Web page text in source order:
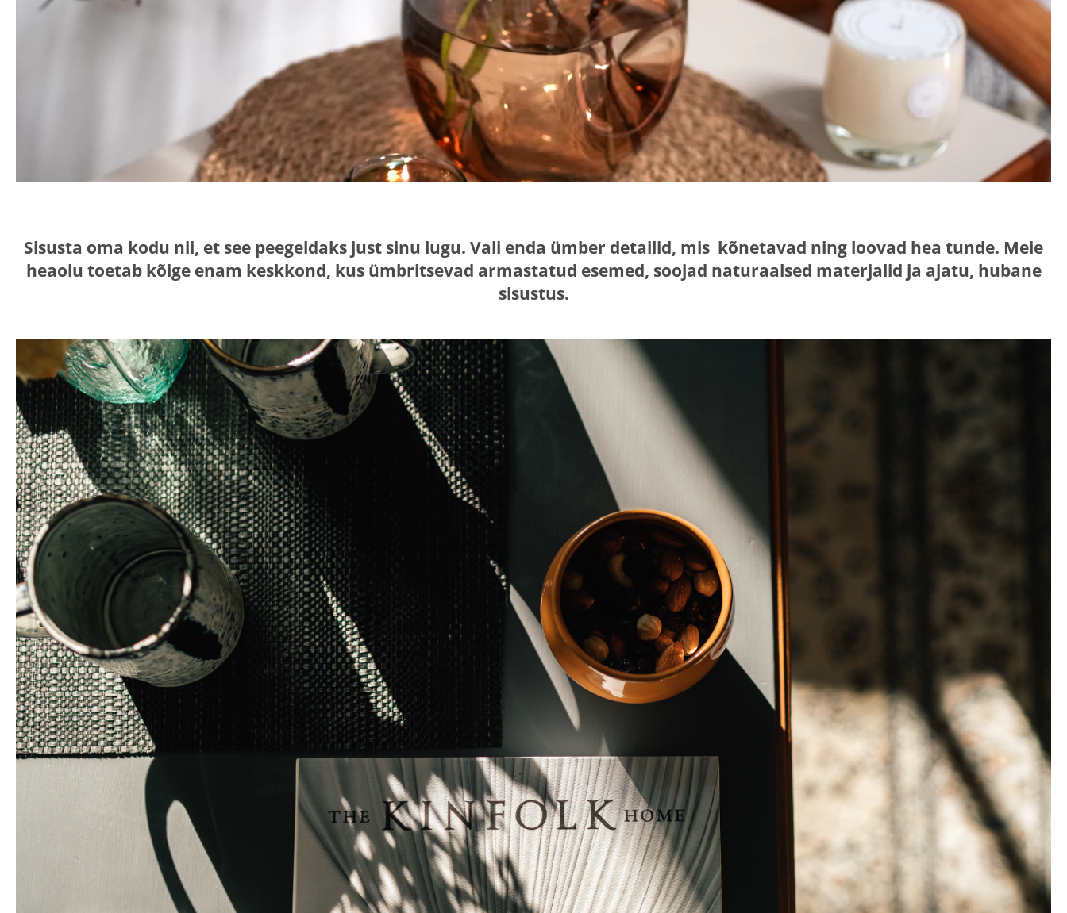
Sisusta oma kodu nii, et see peegeldaks just sinu lugu. Vali enda ümber detailid, mis kõnetavad ning loovad hea tunde. Meie
heaolu toetab kõige enam keskkond, kus ümbritsevad armastatud esemed, soojad naturaalsed materjalid ja ajatu, hubane
sisustus.